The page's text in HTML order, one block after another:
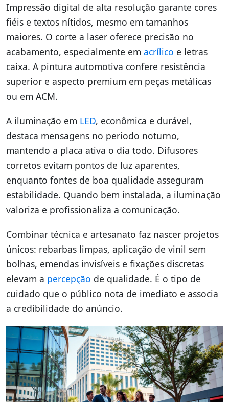
Impressão digital de alta resolução garante cores
fiéis e textos nítidos, mesmo em tamanhos
maiores. O corte a laser oferece precisão no
acabamento, especialmente em acrílico e letras
caixa. A pintura automotiva confere resistência
superior e aspecto premium em peças metálicas
ou em ACM.
A iluminação em LED, econômica e durável,
destaca mensagens no período noturno,
mantendo a placa ativa o dia todo. Difusores
corretos evitam pontos de luz aparentes,
enquanto fontes de boa qualidade asseguram
estabilidade. Quando bem instalada, a iluminação
valoriza e profissionaliza a comunicação.
Combinar técnica e artesanato faz nascer projetos
únicos: rebarbas limpas, aplicação de vinil sem
bolhas, emendas invisíveis e fixações discretas
elevam a percepção de qualidade. É o tipo de
cuidado que o público nota de imediato e associa
a credibilidade do anúncio.